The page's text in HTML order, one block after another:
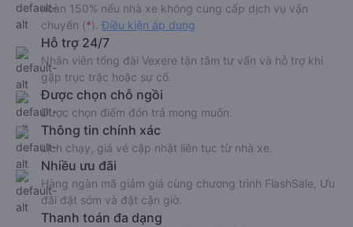
hoàn 150% nếu nhà xe không cung cấp dịch vụ vận
chuyển (*). Điều kiện áp dụng
Hỗ trợ 24/7
Nhân viên tổng đài Vexere tận tâm tư vấn và hỗ trợ khi
gặp trục trặc hoặc sự cố.
Được chọn chỗ ngồi
Được chọn điểm đón trả mong muốn.
Thông tin chính xác
Lịch chạy, giá vé cập nhật liên tục từ nhà xe.
Nhiều ưu đãi
Hàng ngàn mã giảm giá cùng chương trình FlashSale, Ưu
đãi đặt sớm và đặt cận giờ.
Thanh toán đa dạng